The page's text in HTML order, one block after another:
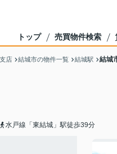
トップ 売買物件検索
店 結城市の物件一覧 結城駅 結城
水戸線「東結城」駅徒歩39分